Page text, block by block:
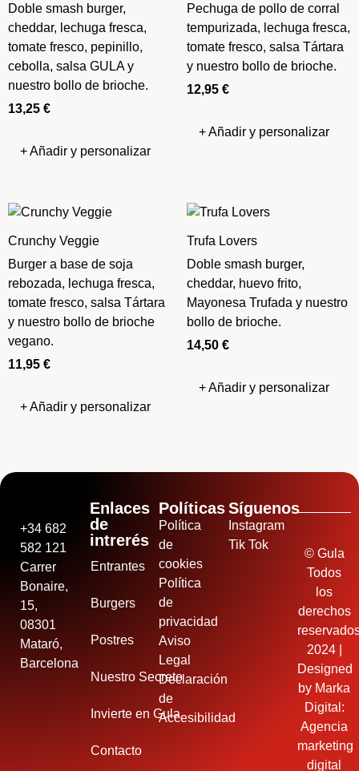
Doble smash burger,
cheddar, lechuga fresca,
tomate fresco, pepinillo,
cebolla, salsa GULA y
nuestro bollo de brioche.
13,25 €
+ Añadir y personalizar
Pechuga de pollo de corral
tempurizada, lechuga fresca,
tomate fresco, salsa Tártara
y nuestro bollo de brioche.
12,95 €
+ Añadir y personalizar
Crunchy Veggie
Burger a base de soja
rebozada, lechuga fresca,
tomate fresco, salsa Tártara
y nuestro bollo de brioche
vegano.
11,95 €
+ Añadir y personalizar
Trufa Lovers
Doble smash burger,
cheddar, huevo frito,
Mayonesa Trufada y nuestro
bollo de brioche.
14,50 €
+ Añadir y personalizar
+34 682
582 121
Carrer
Bonaire,
15,
08301
Mataró,
Barcelona
Enlaces
de
intrerés
Entrantes
Burgers
Postres
Nuestro Secreto
Invierte en Gula
Contacto
Políticas
Política
de
cookies
Política
de
privacidad
Aviso
Legal
Declaración
de
Accesibilidad
Síguenos
Instagram
Tik Tok
© Gula
Todos
los
derechos
2024 |
Designed
by Marka
Digital:
Agencia
marketing
digital